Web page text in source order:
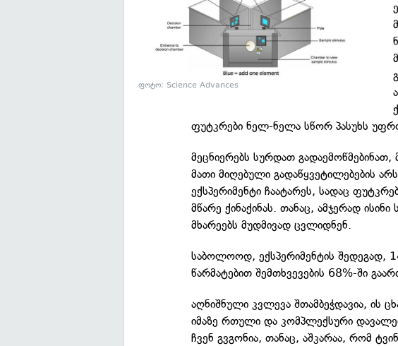
ფოტო: Science Advances
ფუტკრები ნელ-ნელა სწორ პასუხს
მეცნიერებს სურდათ
მათი მიღებული გადაწყვეტილებების
ექსპერიმენტი ჩაატარეს, სადაც
მწარე ქინაქინას. თანაც, ამჯერად
მხარეებს მუდმივად ცვლიდნენ.
საბოლოოდ, ექსპერიმენტის შედეგად,
წარმატებით შემთხვევების 68%-ში
აღნიშნული კვლევა შთამბეჭდავია, ის
იმაზე რთული და კომპლექსური
ჩვენ გვგონია, თანაც, აშკარაა, რომ